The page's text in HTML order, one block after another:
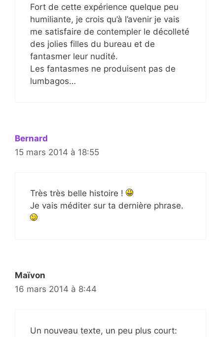
Fort de cette expérience quelque peu
humiliante, je crois qu’à l’avenir je vais
me satisfaire de contempler le décolleté
des jolies filles du bureau et de
fantasmer leur nudité.
Les fantasmes ne produisent pas de
lumbagos…
Bernard
15 mars 2014 à 18:55
Très très belle histoire !
Je vais méditer sur ta dernière phrase.
Maïvon
16 mars 2014 à 8:44
Un nouveau texte, un peu plus court: